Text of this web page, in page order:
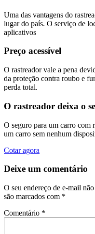
Uma das vantagens do
lugar do país. O serviço de
aplicativos
Preço acessível
O rastreador vale a pena
da proteção contra roubo e
perda total.
O rastreador deixa o
O seguro para um carro com
um carro sem nenhum
Cotar agora
Deixe um comentário
O seu endereço de e-mail
são marcados com *
Comentário *